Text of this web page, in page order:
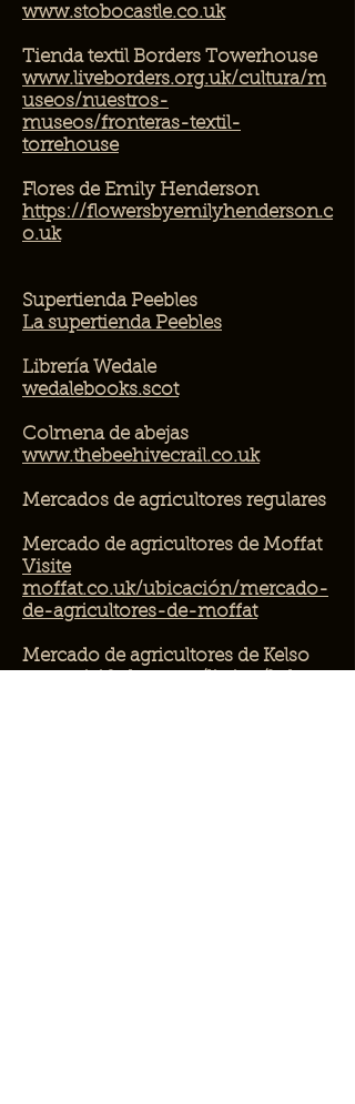
www.stobocastle.co.uk
Tienda textil Borders Towerhouse
www.liveborders.org.uk/cultura/m
useos/nuestros-
museos/fronteras-textil-
torrehouse
Flores de Emily Henderson
https://flowersbyemilyhenderson.c
o.uk
Supertienda Peebles
La supertienda Peebles
Librería Wedale
wedalebooks.scot
Colmena de abejas
www.thebeehivecrail.co.uk
Mercados de agricultores regulares
Mercado de agricultores de Moffat
Visite
moffat.co.uk/ubicación/mercado-
de-agricultores-de-moffat
Mercado de agricultores de Kelso